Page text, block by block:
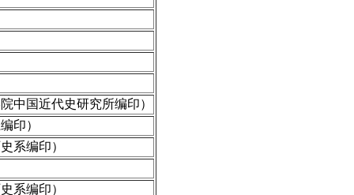
中国近代史研究所编印）
印）
系编印）
系编印）